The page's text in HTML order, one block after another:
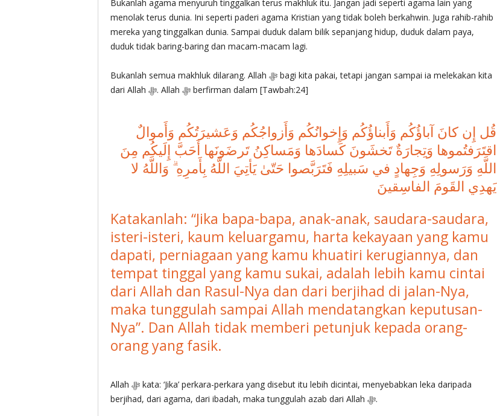
Bukanlah agama menyuruh tinggalkan terus makhluk itu. Jangan jadi seperti agama lain yang
menolak terus dunia. Ini seperti paderi agama Kristian yang tidak boleh berkahwin. Juga rahib-rahib
mereka yang tinggalkan dunia. Sampai duduk dalam bilik sepanjang hidup, duduk dalam paya,
duduk tidak baring-baring dan macam-macam lagi.
Bukanlah semua makhluk dilarang. Allah ‎ﷻ bagi kita pakai, tetapi jangan sampai ia melekakan kita
dari Allah ‎ﷻ. Allah ‎ﷻ berfirman dalam [Tawbah:24]
اقتَرَفتُموها وَتِجارَةٌ تَخشَونَ كَسادَها وَمَساكِنُ تَرضَونَها أَحَبَّ إِلَيكُم مِنَ
اللَّهِ وَرَسولِهِ وَجِهادٍ في سَبيلِهِ فَتَرَبَّصوا حَتّىٰ يَأتِيَ اللَّهُ بِأَمرِهِ ۗ وَاللَّهُ لا
يَهدِي القَومَ الفاسِقينَ
Katakanlah: “Jika bapa-bapa, anak-anak, saudara-saudara,
isteri-isteri, kaum keluargamu, harta kekayaan yang kamu
dapati, perniagaan yang kamu khuatiri kerugiannya, dan
tempat tinggal yang kamu sukai, adalah lebih kamu cintai
dari Allah dan Rasul-Nya dan dari berjihad di jalan-Nya,
maka tunggulah sampai Allah mendatangkan keputusan-
Nya”. Dan Allah tidak memberi petunjuk kepada orang-
orang yang fasik.
Allah ‎ﷻ kata: ‘Jika’ perkara-perkara yang disebut itu lebih dicintai, menyebabkan leka daripada
berjihad, dari agama, dari ibadah, maka tunggulah azab dari Allah ‎ﷻ.